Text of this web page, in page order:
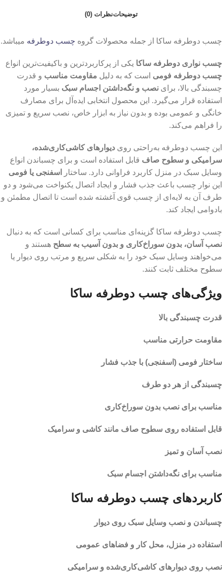
توضیحاتنظرات (0)
چسب دوطرفه ساکا از جمله محصولات گروه چسب دوطرفه میباشد.
چسب نواری دوطرفه ساکا یکی از پرکاربردترین و باکیفیت‌ترین انواع
چسب دوطرفه فومی است که به دلیل مقاومت مناسب و قدرت
چسبندگی بالا، برای نصب و نگه‌داشتن اجسام سبک بسیار مورد
استفاده قرار می‌گیرد. این محصول انتخابی ایده‌آل برای مصارف
خانگی و عمومی بوده و بدون نیاز به ابزار خاص، نصب سریع و تمیزی
را فراهم می‌کند.
این چسب دوطرفه به‌راحتی روی دیوارهای کاشی‌کاری‌شده،
سرامیکی و سطوح صاف قابل استفاده است و برای چسباندن انواع
وسایل سبک در منزل کاربرد فراوانی دارد. ساختار
اسفنجی یا فومی
این نوار چسب باعث جذب فشار و ایجاد اتصال یکنواخت می‌شود و دو
طرف آن به لایه‌ای از چسب قوی آغشته شده است تا اتصال مطمئن و
بادوامی ایجاد کند.
چسب دوطرفه ساکا گزینه‌ای مناسب برای کسانی است که به دنبال
نصب آسان، بدون سوراخ‌کاری و بدون آسیب به سطح هستند و
می‌خواهند وسایل سبک خود را به شکلی سریع و مرتب روی دیوار یا
سطوح مختلف ثابت کنند.
ویژگی‌های چسب دوطرفه ساکا
قدرت چسبندگی بالا
مقاومت حرارتی مناسب
ساختار فومی (اسفنجی) با جذب فشار
چسبندگی از هر دو طرف
مناسب برای نصب بدون سوراخ‌کاری
قابل استفاده روی سطوح صاف مانند کاشی و سرامیک
نصب آسان و تمیز
مناسب برای نگه‌داشتن اجسام سبک
کاربردهای چسب دوطرفه ساکا
چسباندن و نصب وسایل سبک روی دیوار
استفاده در منزل، محل کار و فضاهای عمومی
نصب روی دیوارهای کاشی‌کاری‌شده و سرامیکی